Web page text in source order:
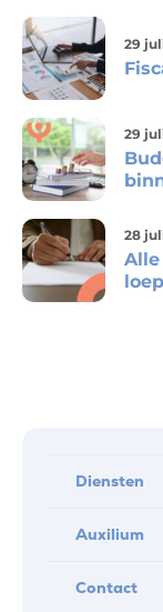
29
29
28
Diensten
Auxilium
Contact